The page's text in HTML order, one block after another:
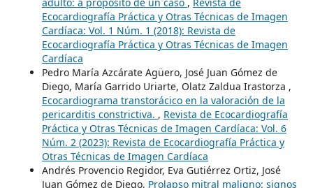
Ecocardiografía Práctica y Otras Técnicas de Imagen
Cardíaca: Vol. 1 Núm. 1 (2018): Revista de
Ecocardiografía Práctica y Otras Técnicas de Imagen
Cardíaca
Pedro María Azcárate Agüero, José Juan Gómez de
Diego, María Garrido Uriarte, Olatz Zaldua Irastorza ,
Ecocardiograma transtorácico en la valoración de la
pericarditis constrictiva. , Revista de Ecocardiografía
Práctica y Otras Técnicas de Imagen Cardíaca: Vol. 6
Núm. 2 (2023): Revista de Ecocardiografía Práctica y
Otras Técnicas de Imagen Cardíaca
Andrés Provencio Regidor, Eva Gutiérrez Ortiz, José
Juan Gómez de Diego, Prolapso mitral maligno: signos